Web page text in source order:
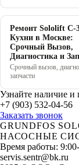
Ремонт Sololift C-
Кухни в Москве:
Срочный Вызов,
Диагностика и
Срочный вызов,
запчасти
Узнайте наличие и
+7 (903) 532-04-56
Заказать звонок
GRUNDFOS
НАСОСНЫЕ
Время работы:
servis.sentr@bk.ru